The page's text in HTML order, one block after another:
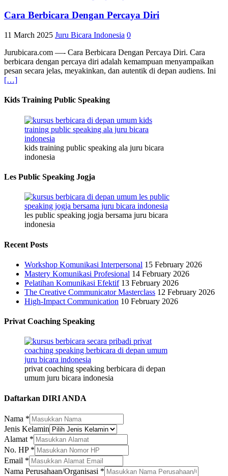
Cara Berbicara Dengan Percaya Diri
11 March 2025 Juru Bicara Indonesia 0
Jurubicara.com —- Cara Berbicara Dengan Percaya Diri. Cara
berbicara dengan percaya diri adalah kemampuan menyampaikan
pesan secara jelas, meyakinkan, dan autentik di depan audiens. Ini
[…]
Kids Training Public Speaking
kids training public speaking ala juru bicara
indonesia
Les Public Speaking Jogja
les public speaking jogja bersama juru bicara
indonesia
Recent Posts
Workshop Komunikasi Interpersonal 15 February 2026
Mastery Komunikasi Profesional 14 February 2026
Pelatihan Komunikasi Efektif 13 February 2026
The Creative Communicator Masterclass 12 February 2026
High-Impact Communication 10 February 2026
Privat Coaching Speaking
privat coaching speaking berbicara di depan
umum juru bicara indonesia
Daftarkan DIRI ANDA
Nama *
Jenis Kelamin
Alamat *
Perusahaan/Organisasi
Jenis
Kelamin
No. HP *
Email *
Nama Perusahaan/Organisasi *